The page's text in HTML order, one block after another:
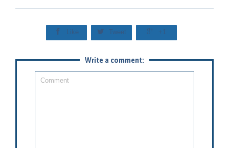
 Like  Tweet  +1
Write a comment: